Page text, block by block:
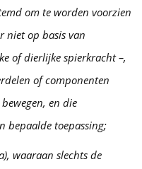
om te worden voorzien
niet op basis van
of dierlijke spierkracht –,
of componenten
en die
bepaalde toepassing;
waaraan slechts de